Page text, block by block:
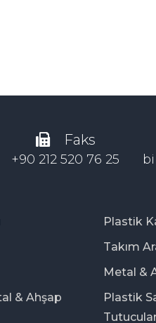
Faks
+90 212 520 76 25
Plastik
Takım
Metal &
& Ahşap
Plastik